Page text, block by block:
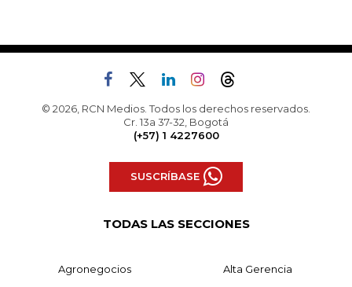
© 2026, RCN Medios. Todos los derechos reservados.
Cr. 13a 37-32, Bogotá
(+57) 1 4227600
SUSCRÍBASE
TODAS LAS SECCIONES
Agronegocios Alta Gerencia